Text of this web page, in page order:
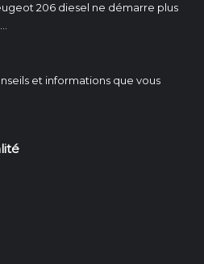
206 diesel ne démarre plus
et informations que vous